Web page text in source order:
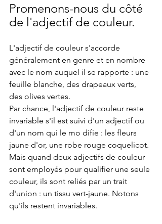
Promenons-nous du côté
de l'adjectif de couleur.
L'adjectif de couleur s'accorde
généralement en genre et en nombre
avec le nom auquel il se rapporte : une
feuille blanche, des drapeaux verts,
des olives vertes.
Par chance, l'adjectif de couleur reste
invariable s'il est suivi d'un adjectif ou
d'un nom qui le mo difie : les fleurs
jaune d'or, une robe rouge coquelicot.
Mais quand deux adjectifs de couleur
sont employés pour qualifier une seule
couleur, ils sont reliés par un trait
d'union : un tissu vert-jaune. Notons
qu'ils restent invariables.